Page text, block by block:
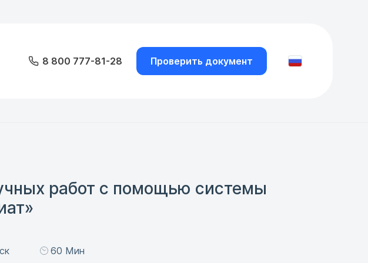
8 800 777-81-28 Проверить документ
работ с помощью системы
60 Мин